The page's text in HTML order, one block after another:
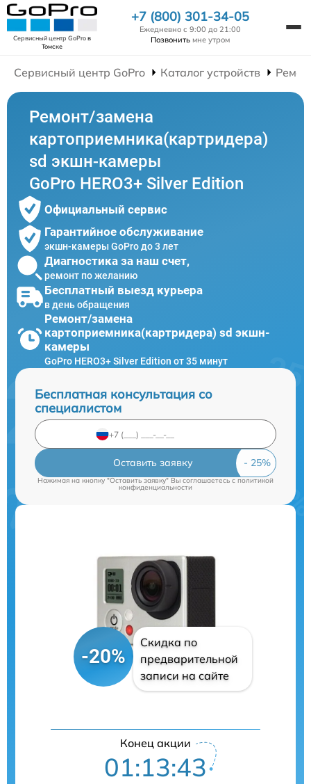
Сервисный центр GoProв
Томске
+7 (800) 301-34-05
Ежедневно с 9:00 до 21:00
Позвонить мне утром
Сервисный центр GoPro Каталог устройств
Ремонт/замена
картоприемника(картридера)
sd экшн-камеры
GoPro HERO3+ Silver Edition
Официальный сервис
Гарантийное обслуживание
экшн-камеры GoPro до 3 лет
Диагностика за наш счет,
ремонт по желанию
Бесплатный выезд курьера
в день обращения
Ремонт/замена
картоприемника(картридера) sd экшн-
камеры
GoPro HERO3+ Silver Edition от 35 минут
Бесплатная консультация со
специалистом
Оставить заявку
Нажимая на кнопку "Оставить заявку" Вы соглашаетесь c политикой
конфиденциальности
-20%
Скидка по
предварительной
записи на сайте
Конец акции
01:13:42